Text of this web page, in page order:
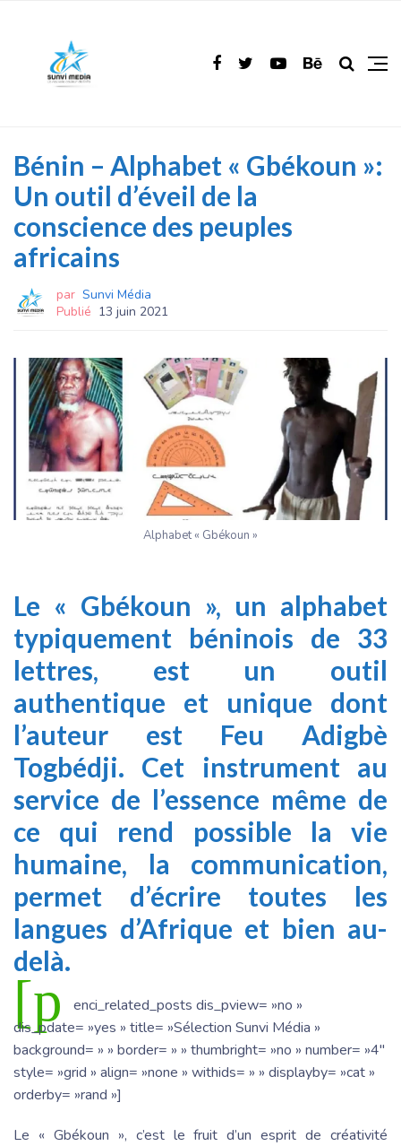
Bénin – Alphabet « Gbékoun »:
Un outil d’éveil de la
conscience des peuples
africains
par Sunvi Média
Publié 13 juin 2021
Alphabet « Gbékoun »
Le « Gbékoun », un alphabet
typiquement béninois de 33
lettres, est un outil
authentique et unique dont
l’auteur est Feu Adigbè
Togbédji. Cet instrument au
service de l’essence même de
ce qui rend possible la vie
humaine, la communication,
permet d’écrire toutes les
langues d’Afrique et bien au-
delà.
[p
enci_related_posts dis_pview= »no »
dis_pdate= »yes » title= »Sélection Sunvi Média »
background= » » border= » » thumbright= »no » number= »4″
style= »grid » align= »none » withids= » » displayby= »cat »
orderby= »rand »]
Le « Gbékoun », c’est le fruit d’un esprit de créativité